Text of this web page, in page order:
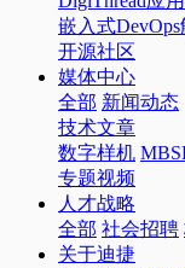
嵌入式
开源社区
媒体中心
全部 新闻动态
技术文章
数字样机
专题视频
人才战略
全部 社会招聘
关于迪捷